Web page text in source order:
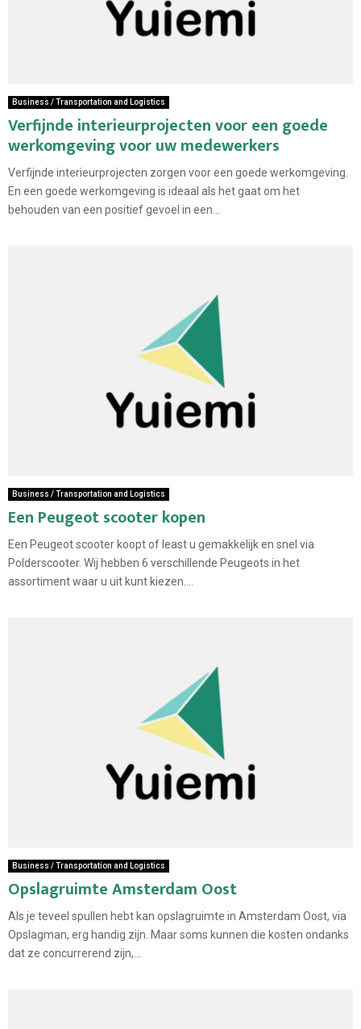
Business / Transportation and Logistics
Verfijnde interieurprojecten voor een goede
werkomgeving voor uw medewerkers
Verfijnde interieurprojecten zorgen voor een goede werkomgeving.
En een goede werkomgeving is ideaal als het gaat om het
behouden van een positief gevoel in een...
Business / Transportation and Logistics
Een Peugeot scooter kopen
Een Peugeot scooter koopt of least u gemakkelijk en snel via
Polderscooter. Wij hebben 6 verschillende Peugeots in het
assortiment waar u uit kunt kiezen....
Business / Transportation and Logistics
Opslagruimte Amsterdam Oost
Als je teveel spullen hebt kan opslagruimte in Amsterdam Oost, via
Opslagman, erg handig zijn. Maar soms kunnen die kosten ondanks
dat ze concurrerend zijn,...